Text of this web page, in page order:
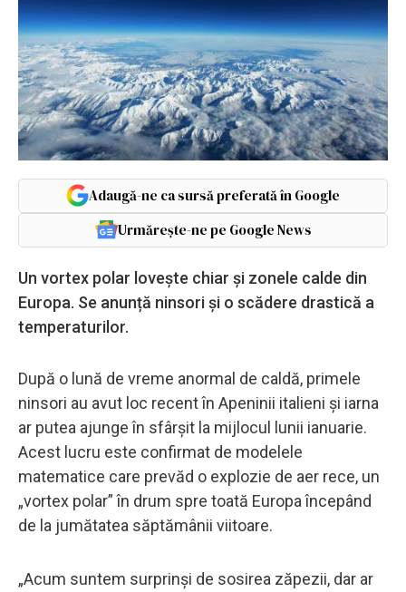
Adaugă-ne ca sursă preferată în Google
Urmărește-ne pe Google News
Un vortex polar lovește chiar și zonele calde din
Europa. Se anunță ninsori și o scădere drastică a
temperaturilor.
După o lună de vreme anormal de caldă, primele
ninsori au avut loc recent în Apeninii italieni și iarna
ar putea ajunge în sfârșit la mijlocul lunii ianuarie.
Acest lucru este confirmat de modelele
matematice care prevăd o explozie de aer rece, un
„vortex polar” în drum spre toată Europa începând
de la jumătatea săptămânii viitoare.
„Acum suntem surprinși de sosirea zăpezii, dar ar